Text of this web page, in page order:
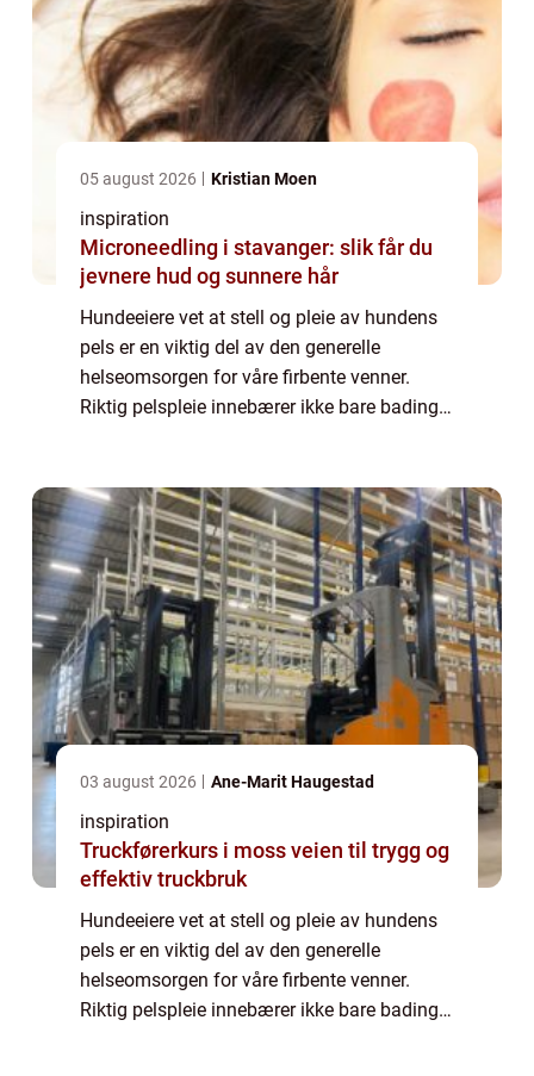
05 august 2026 Kristian Moen
inspiration
Microneedling i stavanger: slik får du
jevnere hud og sunnere hår
Hundeeiere vet at stell og pleie av hundens
pels er en viktig del av den generelle
helseomsorgen for våre firbente venner.
Riktig pelspleie innebærer ikke bare bading
03 august 2026 Ane-Marit Haugestad
inspiration
Truckførerkurs i moss veien til trygg og
effektiv truckbruk
Hundeeiere vet at stell og pleie av hundens
pels er en viktig del av den generelle
helseomsorgen for våre firbente venner.
Riktig pelspleie innebærer ikke bare bading